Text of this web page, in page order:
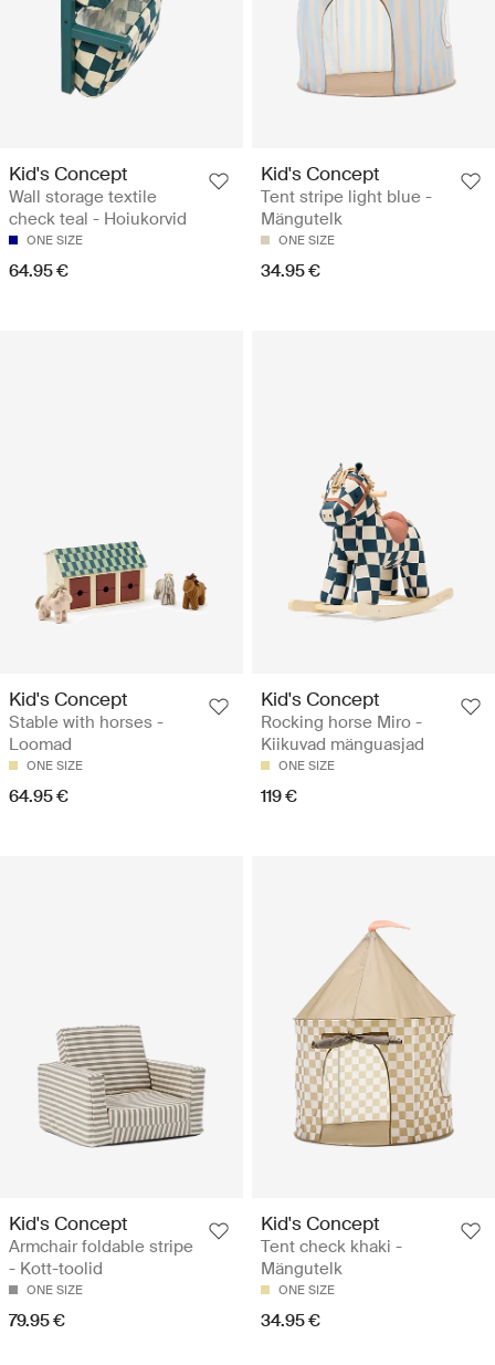
Kid's Concept
Wall storage textile
check teal - Hoiukorvid
ONE SIZE
64.95 €
Kid's Concept
Tent stripe light blue -
Mängutelk
ONE SIZE
34.95 €
Kid's Concept
Stable with horses -
Loomad
ONE SIZE
64.95 €
Kid's Concept
Rocking horse Miro -
Kiikuvad mänguasjad
ONE SIZE
119 €
Kid's Concept
Armchair foldable stripe
- Kott-toolid
ONE SIZE
79.95 €
Kid's Concept
Tent check khaki -
Mängutelk
ONE SIZE
34.95 €